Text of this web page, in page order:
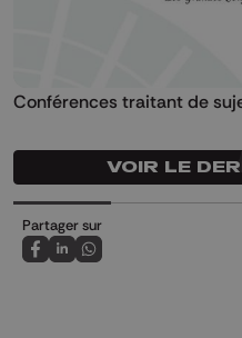
Conférences traitant de
VOIR LE
Partager sur
Partagez sur FaceBook
Partagez sur LinkedIn
Partagez sur Whatsapp